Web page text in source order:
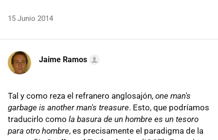
15 Junio 2014
Jaime Ramos
Tal y como reza el refranero anglosajón, one man's
garbage is another man's treasure. Esto, que podríamos
traducirlo como la basura de un hombre es un tesoro
para otro hombre, es precisamente el paradigma de la